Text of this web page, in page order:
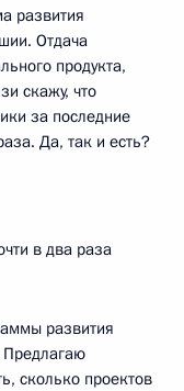
развития
Отдача
продукта,
скажу, что
за последние
Да, так и есть?
в два раза
развития
Предлагаю
сколько проектов